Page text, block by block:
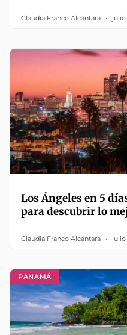
Claudia Franco Alcántara julio
Los Ángeles en 5
para descubrir lo
Claudia Franco Alcántara julio
PANAMÁ